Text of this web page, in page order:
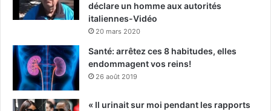
déclare un homme aux autorités
italiennes-Vidéo
20 mars 2020
Santé: arrêtez ces 8 habitudes, elles
endommagent vos reins!
26 août 2019
« Il urinait sur moi pendant les rapports